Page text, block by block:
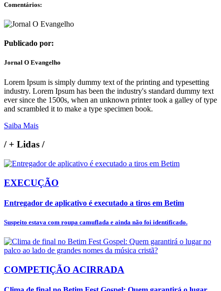
Comentários:
Publicado por:
Jornal O Evangelho
Lorem Ipsum is simply dummy text of the printing and typesetting
industry. Lorem Ipsum has been the industry's standard dummy text
ever since the 1500s, when an unknown printer took a galley of type
and scrambled it to make a type specimen book.
Saiba Mais
/+ Lidas /
EXECUÇÃO
Entregador de aplicativo é executado a tiros em Betim
Suspeito estava com roupa camuflada e ainda não foi identificado.
COMPETIÇÃO ACIRRADA